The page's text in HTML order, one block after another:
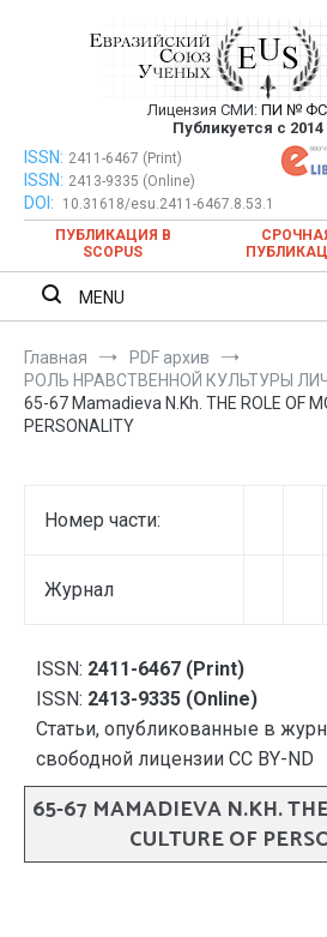
Евразийский
публикация
ежемесячном
Лицензия СМИ: ПИ №
Публикуется с 2014
Евразийский Союз Ученых —
ежемесячном
ISSN: 2411-6467 (Print)
ISSN: 2413-9335 (Online)
DOI:
10.31618/esu.2411-6467.8.53.1
ПУБЛИКАЦИЯ В
SCOPUS
MENU
Главная
PDF архив
РОЛЬ НРАВСТВЕННОЙ КУЛЬТУРЫ
65-67 Mamadieva N.Kh. THE ROLE OF
PERSONALITY
Номер части:
Журнал
ISSN: 2411-6467 (Print)
ISSN: 2413-9335 (Online)
Статьи, опубликованные в
свободной лицензии CC BY-ND
65-67 MAMADIEVA N.KH.
CULTURE OF